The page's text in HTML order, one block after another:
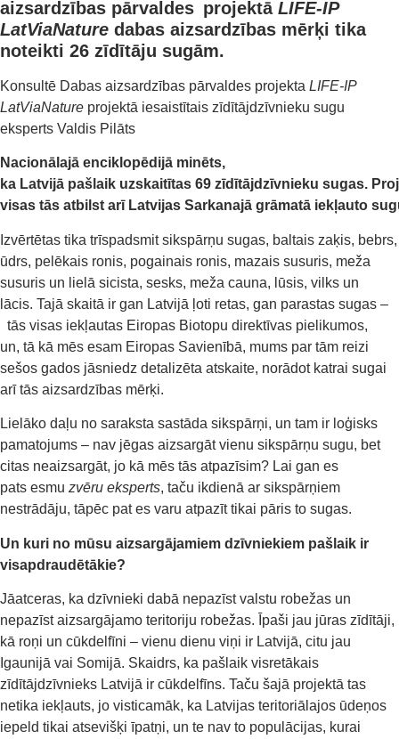
aizsardzības pārvaldes projektā LIFE-IP
LatViaNature dabas aizsardzības mērķi tika
noteikti 26 zīdītāju sugām.
Konsultē Dabas aizsardzības pārvaldes projekta LIFE-IP
LatViaNature projektā iesaistītais zīdītājdzīvnieku sugu
eksperts Valdis Pilāts
Nacionālajā enciklopēdijā minēts,
ka Latvijā pašlaik uzskaitītas 69 zīdītājdzīvnieku sugas. P
visas tās atbilst arī Latvijas Sarkanajā grāmatā iekļauto
Izvērtētas tika trīspadsmit sikspārņu sugas, baltais zaķis, bebrs,
ūdrs, pelēkais ronis, pogainais ronis, mazais susuris, meža
susuris un lielā sicista, sesks, meža cauna, lūsis, vilks un
lācis. Tajā skaitā ir gan Latvijā ļoti retas, gan parastas sugas –
tās visas iekļautas Eiropas Biotopu direktīvas pielikumos,
un, tā kā mēs esam Eiropas Savienībā, mums par tām reizi
sešos gados jāsniedz detalizēta atskaite, norādot katrai sugai
arī tās aizsardzības mērķi.
Lielāko daļu no saraksta sastāda sikspārņi, un tam ir loģisks
pamatojums – nav jēgas aizsargāt vienu sikspārņu sugu, bet
citas neaizsargāt, jo kā mēs tās atpazīsim? Lai gan es
pats esmu zvēru eksperts, taču ikdienā ar sikspārņiem
nestrādāju, tāpēc pat es varu atpazīt tikai pāris to sugas.
Un kuri no mūsu aizsargājamiem dzīvniekiem pašlaik ir
visapdraudētākie?
Jāatceras, ka dzīvnieki dabā nepazīst valstu robežas un
nepazīst aizsargājamo teritoriju robežas. Īpaši jau jūras zīdītāji,
kā roņi un cūkdelfīni – vienu dienu viņi ir Latvijā, citu jau
Igaunijā vai Somijā. Skaidrs, ka pašlaik visretākais
zīdītājdzīvnieks Latvijā ir cūkdelfīns. Taču šajā projektā tas
netika iekļauts, jo visticamāk, ka Latvijas teritoriālajos ūdeņos
iepeld tikai atsevišķi īpatņi, un te nav to populācijas, kurai